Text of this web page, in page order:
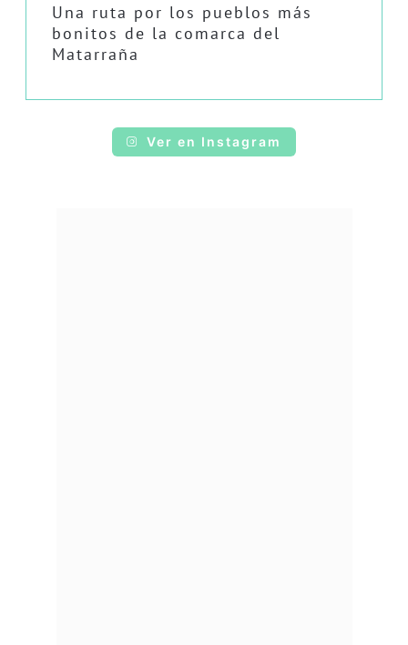
Una ruta por los pueblos más
bonitos de la comarca del
Matarraña
Ver en Instagram